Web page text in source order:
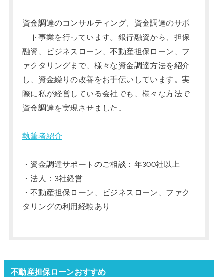
資金調達のコンサルティング、資金調達のサポ
ート事業を行っています。銀行融資から、担保
融資、ビジネスローン、不動産担保ローン、フ
ァクタリングまで、様々な資金調達方法を紹介
し、資金繰りの改善をお手伝いしています。実
際に私が経営している会社でも、様々な方法で
資金調達を実現させました。
執筆者紹介
・資金調達サポートのご相談：年300社以上
・法人：3社経営
・不動産担保ローン、ビジネスローン、ファク
タリングの利用経験あり
不動産担保ローンおすすめ